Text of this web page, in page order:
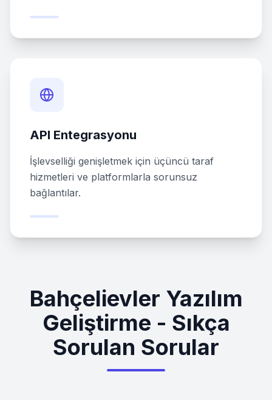
API Entegrasyonu
İşlevselliği genişletmek için üçüncü taraf
hizmetleri ve platformlarla sorunsuz
bağlantılar.
Bahçelievler Yazılım
Geliştirme - Sıkça
Sorulan Sorular